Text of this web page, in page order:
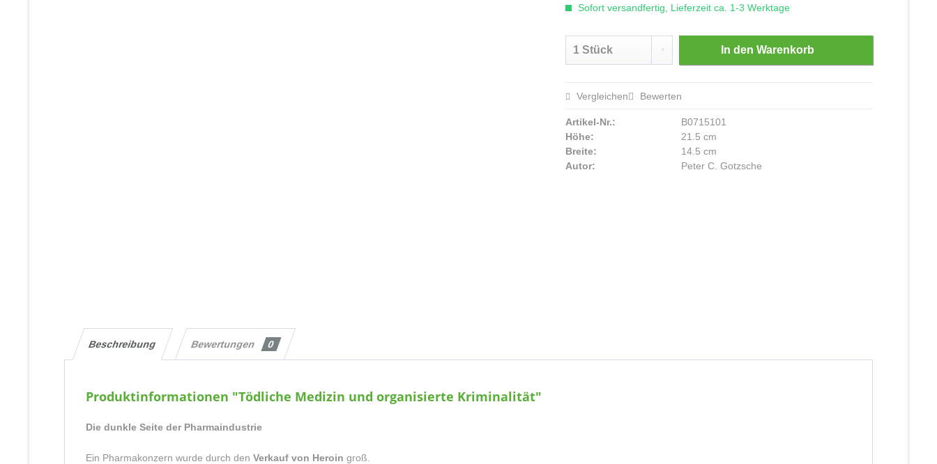
Sofort versandfertig, Lieferzeit ca. 1-3 Werktage
In den Warenkorb
Vergleichen Bewerten
Artikel-Nr.:
B0715101
Höhe:
21.5 cm
Breite:
14.5 cm
Autor:
Peter C. Gotzsche
Beschreibung Bewertungen 0
Produktinformationen "Tödliche Medizin und organisierte Kriminalität"
Die dunkle Seite der Pharmaindustrie
Ein Pharmakonzern wurde durch den Verkauf von Heroin groß.